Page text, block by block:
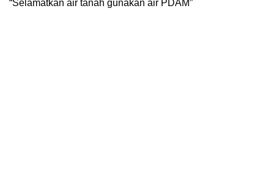
“Selamatkan air tanah gunakan air PDAM”